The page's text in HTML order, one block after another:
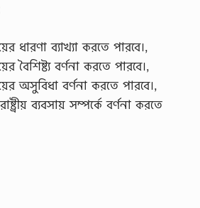
ধারণা ব্যাখ্যা করতে পারবে।,
বৈশিষ্ট্য বর্ণনা করতে পারবে।,
অসুবিধা বর্ণনা করতে পারবে।,
ব্যবসায় সম্পর্কে বর্ণনা করতে